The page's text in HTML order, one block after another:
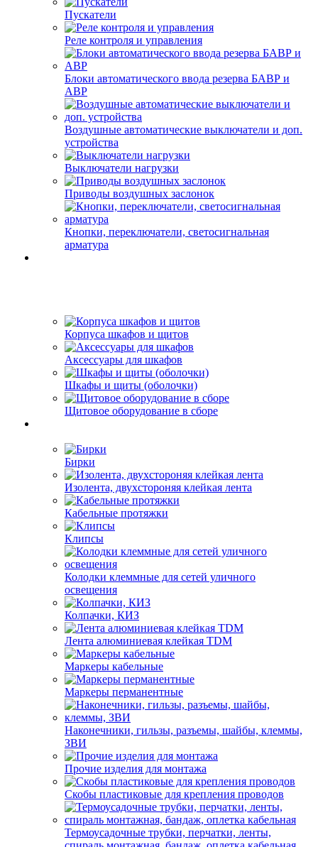
Пускатели
Реле контроля и управления
Блоки автоматического ввода резерва БАВР и
АВР
Воздушные автоматические выключатели и доп.
устройства
Выключатели нагрузки
Приводы воздушных заслонок
Кнопки, переключатели, светосигнальная
арматура
Корпуса шкафов и щитов
Аксессуары для шкафов
Шкафы и щиты (оболочки)
Щитовое оборудование в сборе
Бирки
Изолента, двухстороняя клейкая лента
Кабельные протяжки
Клипсы
Колодки клеммные для сетей уличного
освещения
Колпачки, КИЗ
Лента алюминиевая клейкая TDM
Маркеры кабельные
Маркеры перманентные
Наконечники, гильзы, разъемы, шайбы, клеммы,
ЗВИ
Прочие изделия для монтажа
Скобы пластиковые для крепления проводов
Термоусадочные трубки, перчатки, ленты,